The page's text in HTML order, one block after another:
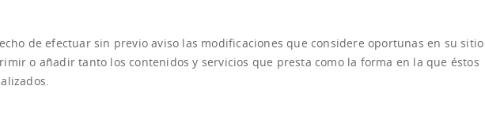
de efectuar sin previo aviso las modificaciones que considere oportunas en su sitio
o añadir tanto los contenidos y servicios que presta como la forma en la que éstos